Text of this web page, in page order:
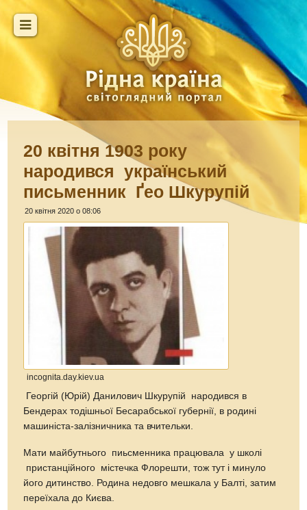
20 квітня 1903 року
народився український
письменник Ґео Шкурупій
20 квітня 2020 о 08:06
incognita.day.kiev.ua
Георгій (Юрій) Данилович Шкурупій народився в
Бендерах тодішньої Бесарабської губернії, в родині
машиніста-залізничника та вчительки.
Мати майбутнього пиьсменника працювала у школі
пристанційного містечка Флорешти, тож тут і минуло
його дитинство. Родина недовго мешкала у Балті, затим
переїхала до Києва.